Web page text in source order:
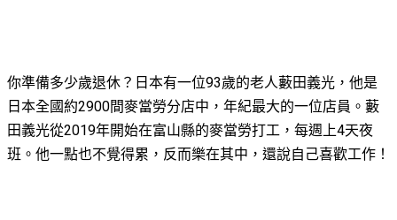
你準備多少歲退休？日本有一位93歲的老人藪田義光，他是
日本全國約2900間麥當勞分店中，年紀最大的一位店員。藪
田義光從2019年開始在富山縣的麥當勞打工，每週上4天夜
班。他一點也不覺得累，反而樂在其中，還說自己喜歡工作！